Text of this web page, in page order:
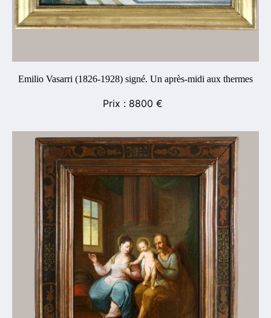
Emilio Vasarri (1826-1928) signé. Un après-midi aux thermes
8800 €